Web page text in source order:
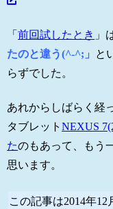
「前回試したとき 」
たのと違う(^-^;」
と
らずでした。
あれからしばらく経
タブレットNEXUS
たのもあって、もう
思います。
この記事は2014年12